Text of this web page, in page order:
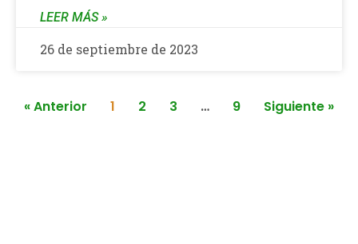
LEER MÁS »
26 de septiembre de 2023
« Anterior 1 2 3 … 9 Siguiente »